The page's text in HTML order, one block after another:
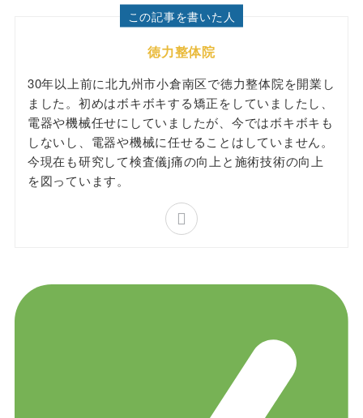
この記事を書いた人
徳力整体院
30年以上前に北九州市小倉南区で徳力整体院を開業し
ました。初めはボキボキする矯正をしていましたし、
電器や機械任せにしていましたが、今ではボキボキも
しないし、電器や機械に任せることはしていません。
今現在も研究して検査儀j痛の向上と施術技術の向上
を図っています。